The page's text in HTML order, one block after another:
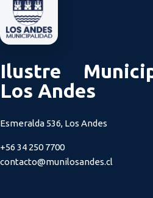
Ilustre
Los Andes
Esmeralda 536, Los Andes
+56 34 250 7700
contacto@munilosandes.cl